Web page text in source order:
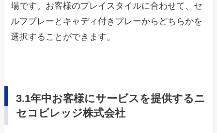
場です。お客様のプレイスタイルに合わせて、セ
ルフプレーとキャディ付きプレーからどちらかを
選択することができます。
3.1年中お客様にサービスを提供するニ
セコビレッジ株式会社